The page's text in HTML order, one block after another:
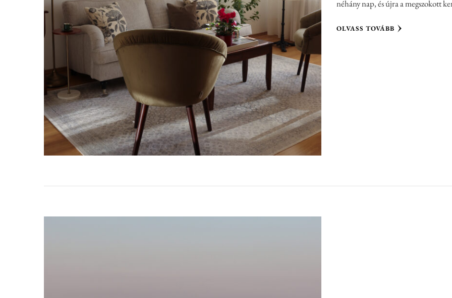
néhány nap, és újra a megszokott
OLVASS TOVÁBB